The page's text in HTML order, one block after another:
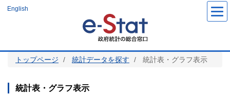
ツ
English
トップページ 統計データを探す 統計表・グラフ表示
統計表・グラフ表示